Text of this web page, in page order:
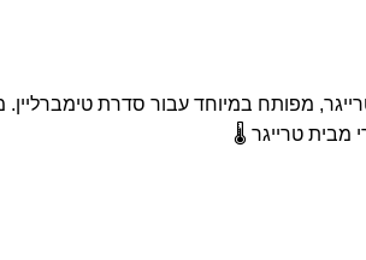
מבית טרייגר 🌡️